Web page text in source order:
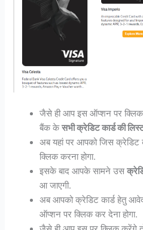
जैसे ही आप इस ऑप्शन पर
बैंक केसभी क्रेडिट कार्ड की
अब यहां पर आपको जिस क्रेडिट
क्लिक करना होगा.
इसके बाद आपके सामने उस
आ जाएगी.
अब आपको क्रेडिट कार्ड हेतु
ऑप्शन पर क्लिक कर देना होगा.